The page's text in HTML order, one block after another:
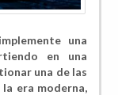
una
en una
una de las
era moderna,